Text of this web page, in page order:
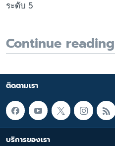
ระดับ 5
Continue reading
ติดตามเรา
บริการของเรา